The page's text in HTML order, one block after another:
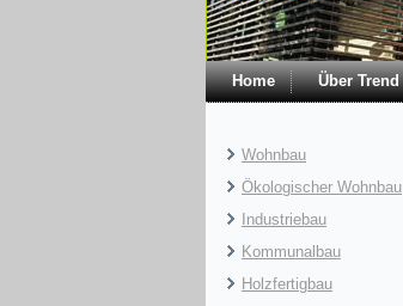
Home Über Trend
Wohnbau
Ökologischer Wohnbau
Industriebau
Kommunalbau
Holzfertigbau